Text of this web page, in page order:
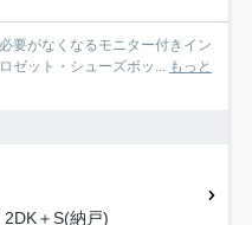
要がなくなるモニター付きイン
ゼット・シューズボッ... もっと
＋S(納戸)